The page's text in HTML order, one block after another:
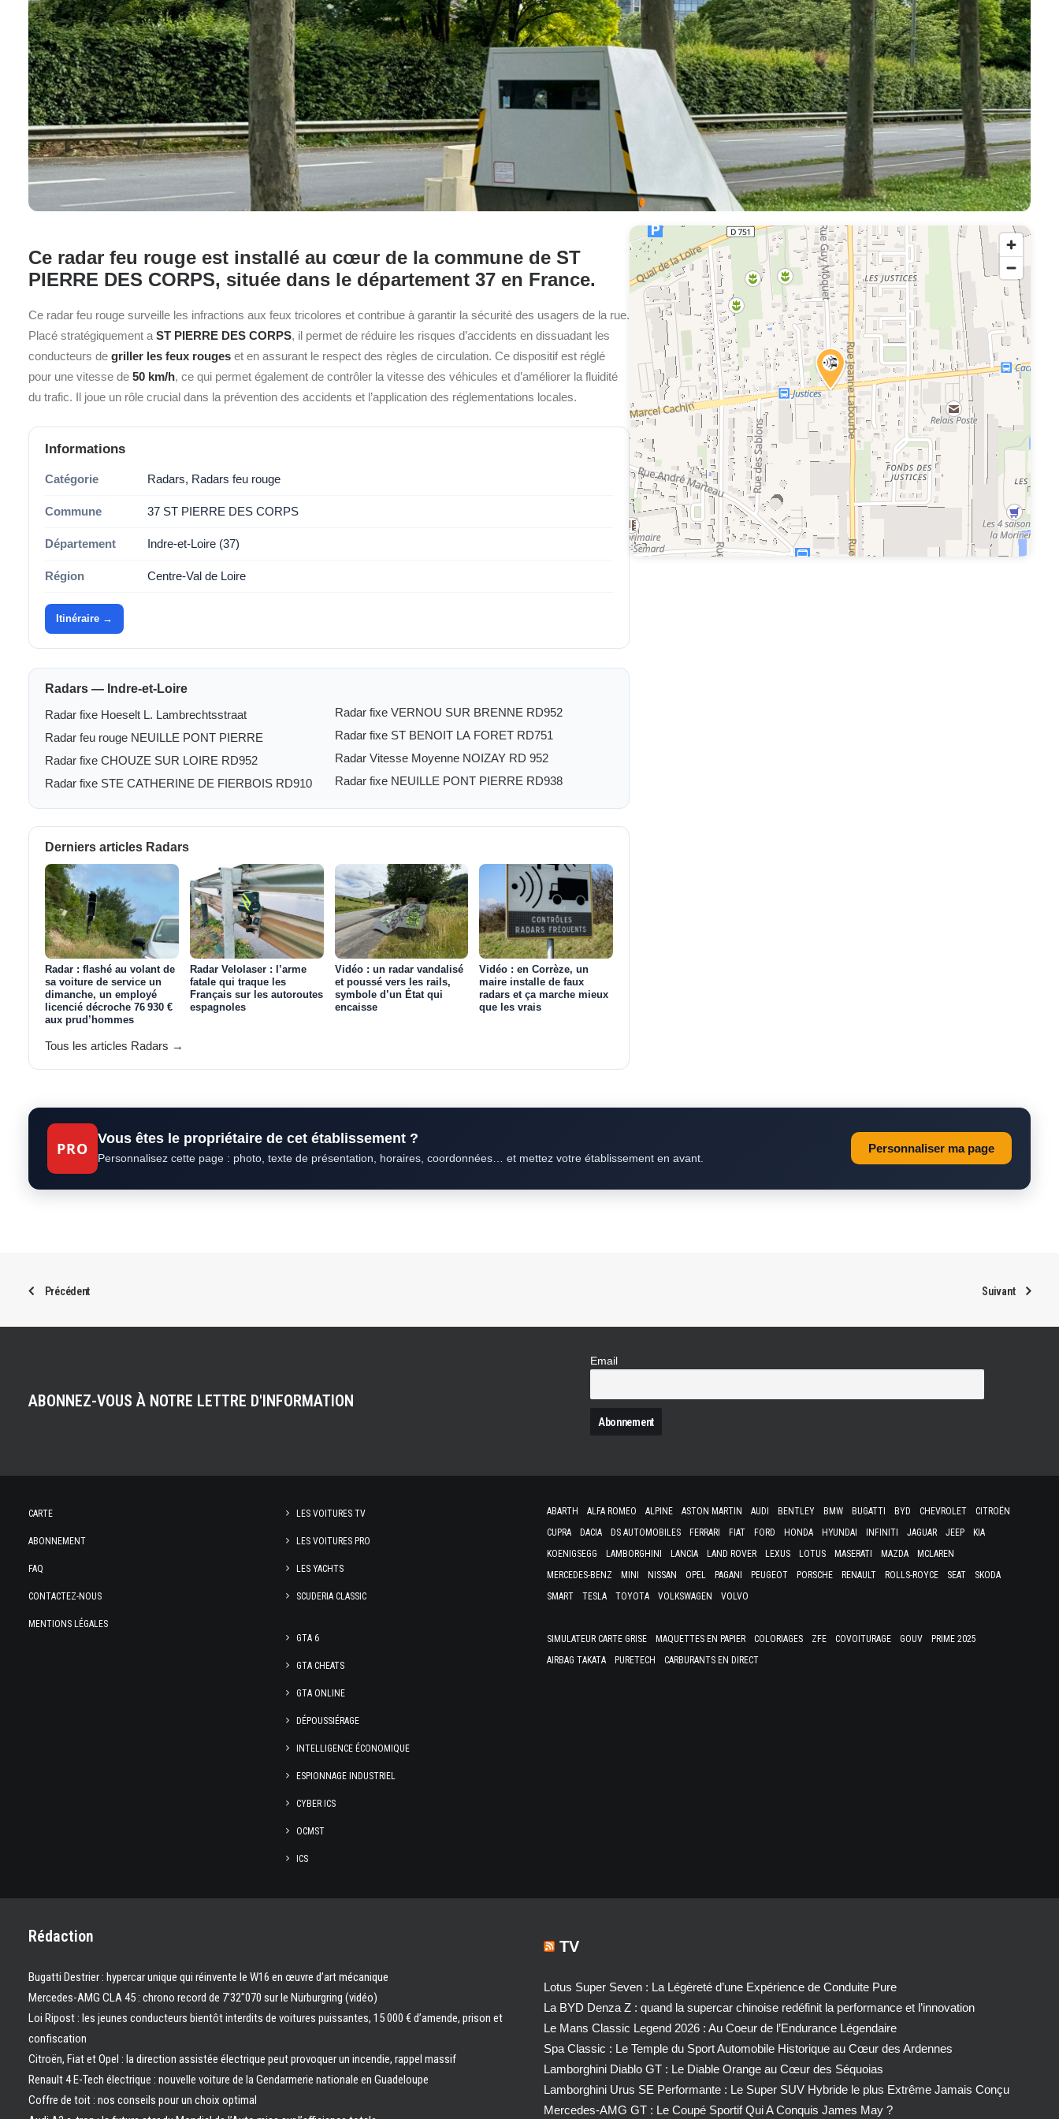
Ce radar feu rouge est installé au cœur de la commune de ST
PIERRE DES CORPS, située dans le département 37 en France.
Ce radar feu rouge surveille les infractions aux feux tricolores et contribue à garantir la sécurité des usagers de la rue.
Placé stratégiquement a ST PIERRE DES CORPS, il permet de réduire les risques d’accidents en dissuadant les
conducteurs de griller les feux rouges et en assurant le respect des règles de circulation. Ce dispositif est réglé
pour une vitesse de 50 km/h, ce qui permet également de contrôler la vitesse des véhicules et d’améliorer la fluidité
du trafic. Il joue un rôle crucial dans la prévention des accidents et l’application des réglementations locales.
Informations
Catégorie Radars, Radars feu rouge
Commune 37 ST PIERRE DES CORPS
Département Indre-et-Loire (37)
Région Centre-Val de Loire
Itinéraire →
Radars — Indre-et-Loire
Radar fixe Hoeselt L. Lambrechtsstraat
Radar feu rouge NEUILLE PONT PIERRE
Radar fixe CHOUZE SUR LOIRE RD952
Radar fixe STE CATHERINE DE FIERBOIS RD910
Radar fixe VERNOU SUR BRENNE RD952
Radar fixe ST BENOIT LA FORET RD751
Radar Vitesse Moyenne NOIZAY RD 952
Radar fixe NEUILLE PONT PIERRE RD938
Derniers articles Radars
Radar : flashé au volant de
sa voiture de service un
dimanche, un employé
licencié décroche 76 930 €
aux prud’hommes
Radar Velolaser : l’arme
fatale qui traque les
Français sur les autoroutes
espagnoles
Vidéo : un radar vandalisé
et poussé vers les rails,
symbole d’un État qui
encaisse
Vidéo : en Corrèze, un
maire installe de faux
radars et ça marche mieux
que les vrais
Tous les articles Radars →
PRO
Vous êtes le propriétaire de cet établissement ?
Personnalisez cette page : photo, texte de présentation, horaires, coordonnées… et mettez votre établissement en avant.
Personnaliser ma page
Précédent Suivant
ABONNEZ-VOUS À NOTRE LETTRE D'INFORMATION
Email
CARTE
ABONNEMENT
FAQ
CONTACTEZ-NOUS
MENTIONS LÉGALES
LES VOITURES TV
LES VOITURES PRO
LES YACHTS
SCUDERIA CLASSIC
GTA 6
GTA CHEATS
GTA ONLINE
DÉPOUSSIÉRAGE
INTELLIGENCE ÉCONOMIQUE
ESPIONNAGE INDUSTRIEL
CYBER ICS
OCMST
ICS
ABARTH ALFA ROMEO ALPINE ASTON MARTIN AUDI BENTLEY BMW BUGATTI BYD CHEVROLET
CITROËN
CUPRA
DACIA DS AUTOMOBILES FERRARI FIAT FORD HONDA HYUNDAI INFINITI JAGUAR JEEP
KIA
KOENIGSEGG
LAMBORGHINI LANCIA LAND ROVER LEXUS LOTUS MASERATI MAZDA
MCLAREN
MERCEDES-BENZ
MINI NISSAN OPEL PAGANI PEUGEOT PORSCHE RENAULT ROLLS-ROYCE SEAT
SKODA
SMART
TESLA TOYOTA VOLKSWAGEN VOLVO
SIMULATEUR CARTE GRISE MAQUETTES EN PAPIER COLORIAGES ZFE COVOITURAGE GOUV
PRIME 2025
AIRBAG TAKATA
PURETECH CARBURANTS EN DIRECT
Rédaction
Bugatti Destrier : hypercar unique qui réinvente le W16 en œuvre d’art mécanique
Mercedes-AMG CLA 45 : chrono record de 7’32″070 sur le Nürburgring (vidéo)
Loi Ripost : les jeunes conducteurs bientôt interdits de voitures puissantes, 15 000 € d’amende, prison et
confiscation
Citroën, Fiat et Opel : la direction assistée électrique peut provoquer un incendie, rappel massif
Renault 4 E-Tech électrique : nouvelle voiture de la Gendarmerie nationale en Guadeloupe
Coffre de toit : nos conseils pour un choix optimal
TV
Lotus Super Seven : La Légèreté d’une Expérience de Conduite Pure
La BYD Denza Z : quand la supercar chinoise redéfinit la performance et l’innovation
Le Mans Classic Legend 2026 : Au Coeur de l’Endurance Légendaire
Spa Classic : Le Temple du Sport Automobile Historique au Cœur des Ardennes
Lamborghini Diablo GT : Le Diable Orange au Cœur des Séquoias
Lamborghini Urus SE Performante : Le Super SUV Hybride le plus Extrême Jamais Conçu
Mercedes-AMG GT : Le Coupé Sportif Qui A Conquis James May ?